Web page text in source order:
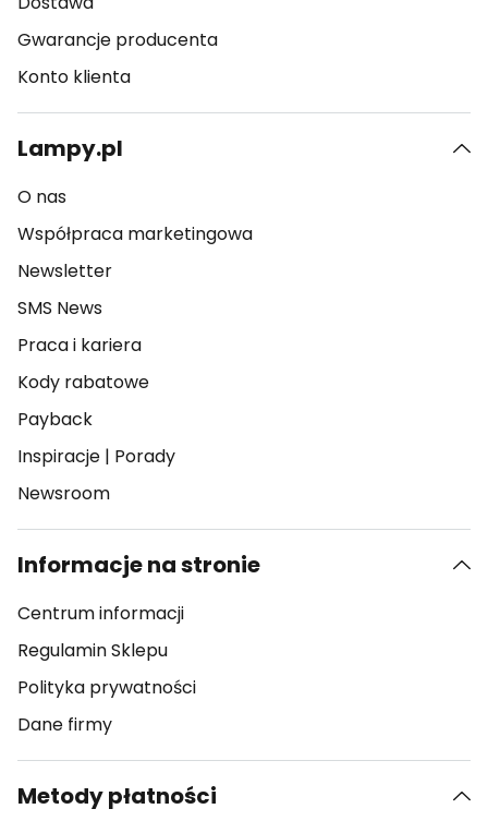
Gwarancje producenta
Konto klienta
Lampy.pl
O nas
Współpraca marketingowa
Newsletter
SMS News
Praca i kariera
Kody rabatowe
Payback
Inspiracje | Porady
Newsroom
Informacje na stronie
Centrum informacji
Regulamin Sklepu
Polityka prywatności
Dane firmy
Metody płatności